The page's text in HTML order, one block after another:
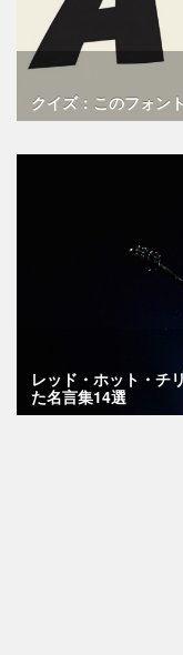
クイズ：このフォン
レッド・ホット・チ
た名言集14選